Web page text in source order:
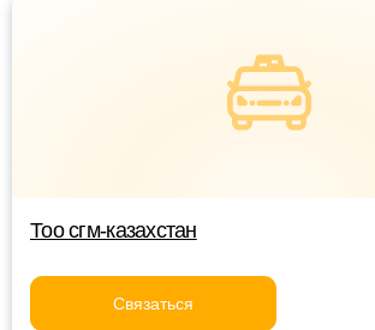
Тоо сгм-казахстан
Связаться